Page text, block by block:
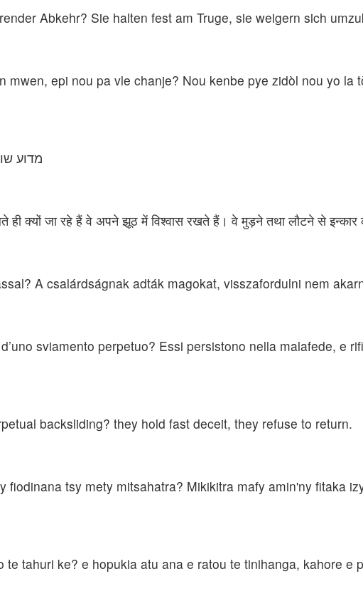
Abkehr? Sie halten fest am Truge, sie weigern sich
epi nou pa vle chanje? Nou kenbe pye zidòl nou yo la
מדוע
क्यों जा रहे हैं वे अपने झूठ में विश्वास रखते हैं। वे मुड़ने तथा लौटने से इन्कार
A csalárdságnak adták magokat, visszafordulni nem
sviamento perpetuo? Essi persistono nella malafede, e
backsliding? they hold fast deceit, they refuse to return.
tsy mety mitsahatra? Mikikitra mafy amin'ny fitaka
tahuri ke? e hopukia atu ana e ratou te tinihanga, kahore e